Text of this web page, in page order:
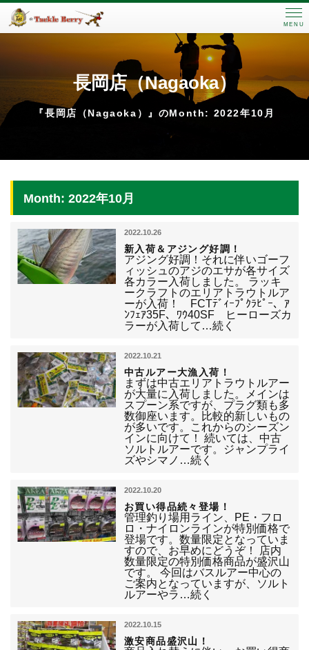
MENU
長岡店（Nagaoka）
『長岡店（Nagaoka）』のMonth: 2022年10月
Month: 2022年10月
2022.10.26
新入荷＆アジング好調！
アジング好調！それに伴いゴーフ
ィッシュのアジのエサが各サイズ
各カラー入荷しました。 ラッキ
ークラフトのエリアトラウトルア
ーが入荷！ FCTﾃﾞｨｰﾌﾟｸﾗﾋﾟｰ、ｱ
ﾝﾌｪｱ35F、ﾜｳ40SF ヒーローズカ
ラーが入荷して…続く
2022.10.21
中古ルアー大漁入荷！
まずは中古エリアトラウトルアー
が大量に入荷しました。メインは
スプーン系ですが、プラグ類も多
数御座います。比較的新しいもの
が多いです。これからのシーズン
インに向けて！ 続いては、中古
ソルトルアーです。ジャンプライ
ズやシマノ…続く
2022.10.20
お買い得品続々登場！
管理釣り場用ライン、PE・フロ
ロ・ナイロンラインが特別価格で
登場です。数量限定となっていま
すので、お早めにどうぞ！ 店内
数量限定の特別価格商品が盛沢山
です。 今回はバスルアー中心の
ご案内となっていますが、ソルト
ルアーやラ…続く
2022.10.15
激安商品盛沢山！